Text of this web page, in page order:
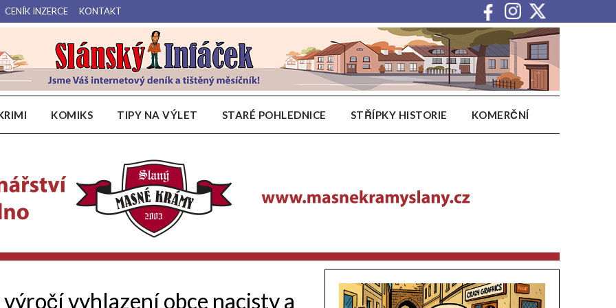
CENÍK INZERCE KONTAKT
Slánský Infáček
Váš internetový deník a tištěný měsíčník pro Slánsko, Kladensko a Lounsko.
KOMIKS TIPY NA VÝLET STARÉ POHLEDNICE STŘÍPKY HISTORIE KOMERČNÍ
vyhlazení obce nacisty a